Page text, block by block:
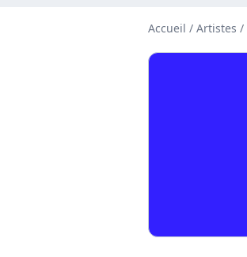
Accueil / Artistes /